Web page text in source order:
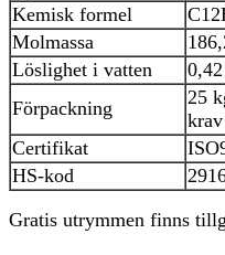
Kemisk formel
Molmassa
Löslighet i vatten
Förpackning
25
krav
Certifikat
HS-kod
Gratis utrymmen finns